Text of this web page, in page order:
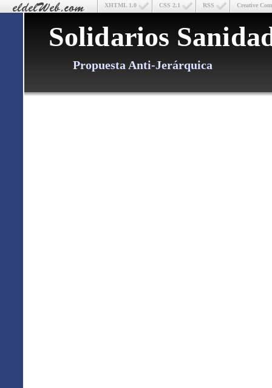
Creative
RSS
CSS 2.1
XHTML 1.0
Solidarios
Propuesta Anti-Jerárquica